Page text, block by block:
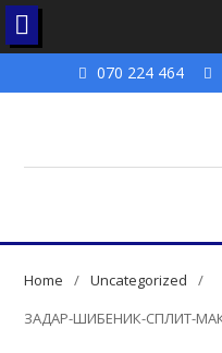
070 224 464
Home
Uncategorized
ЗАДАР-ШИБЕНИК-СПЛИТ-